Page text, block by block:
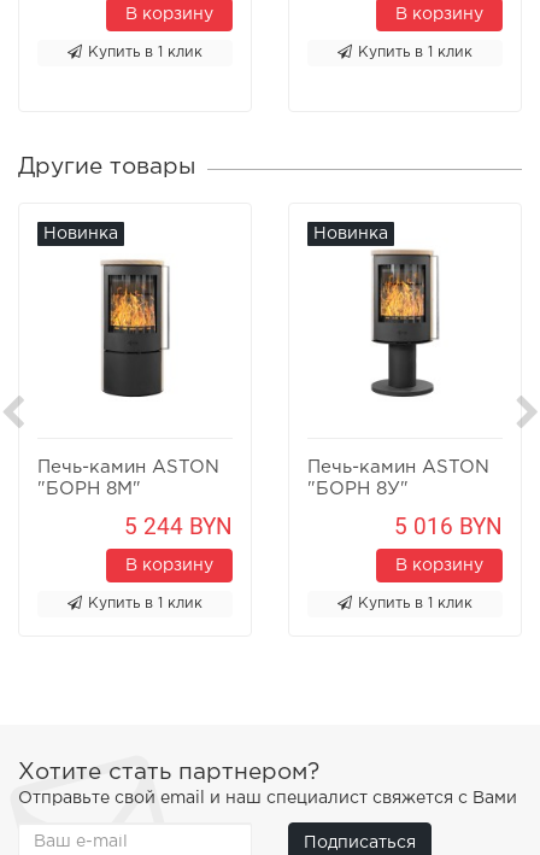
В корзину
Купить в 1 клик
В корзину
Купить в 1 клик
Другие товары
Новинка
Печь-камин ASTON
"БОРН 8М"
5 244 BYN
В корзину
Купить в 1 клик
Новинка
Печь-камин ASTON
"БОРН 8У"
5 016 BYN
В корзину
Купить в 1 клик
Хотите стать партнером?
Отправьте свой email и наш специалист свяжется с Вами
Подписаться